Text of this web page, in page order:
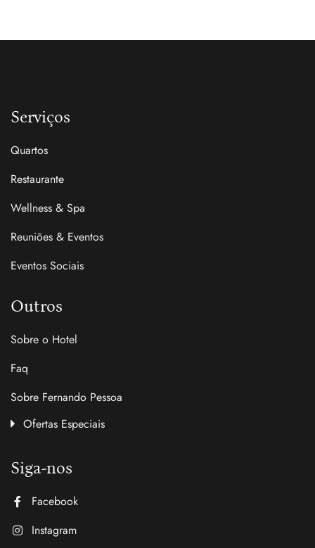
Serviços
Quartos
Restaurante
Wellness & Spa
Reuniões & Eventos
Eventos Sociais
Outros
Sobre o Hotel
Faq
Sobre Fernando Pessoa
Ofertas Especiais
Siga-nos
Facebook
Instagram